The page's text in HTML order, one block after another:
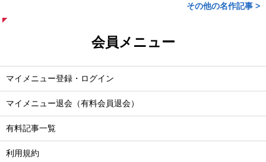
その他の名作記事 >
会員メニュー
マイメニュー登録・ログイン
マイメニュー退会（有料会員退会）
有料記事一覧
利用規約